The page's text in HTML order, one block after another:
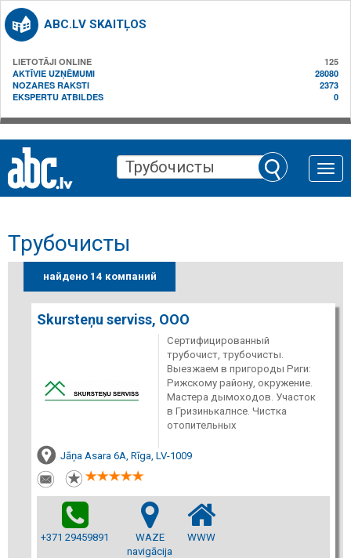
ABC.LV SKAITĻOS
LIETOTĀJI ONLINE
125
AKTĪVIE UZŅĒMUMI
28080
NOZARES RAKSTI
2373
EKSPERTU ATBILDES
0
Toggle
Трубочисты
найдено 14 компаний
Skursteņu serviss, ООО
Сертифицированный
трубочист, трубочисты.
Выезжаем в пригороды Риги:
Рижскому району, окружение.
Мастера дымоходов. Участок
в Гризинькалнсе. Чистка
отопительных
Jāņa Asara 6A, Rīga, LV-1009
+371 29459891
WAZE
navigācija
WWW